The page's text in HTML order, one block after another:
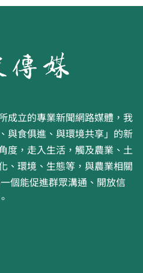
立的專業新聞網路媒體，我
食俱進、與環境共享」的新
，走入生活，觸及農業、土
環境、生態等，與農業相關
個能促進群眾溝通、開放信